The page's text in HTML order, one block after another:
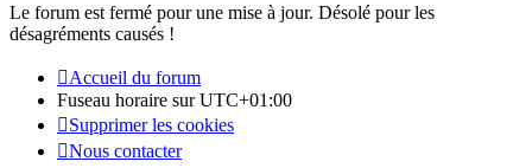
Le forum est fermé pour une mise à jour. Désolé pour les
désagréments causés !
Accueil du forum
Fuseau horaire surUTC+01:00
Supprimer les cookies
Nous contacter